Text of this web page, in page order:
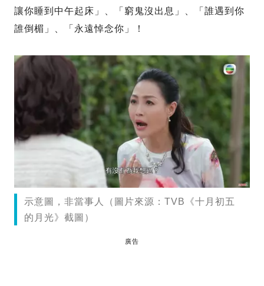
讓你睡到中午起床」、「窮鬼沒出息」、「誰遇到你
誰倒楣」、「永遠悼念你」！
示意圖，非當事人（圖片來源：TVB《十月初五
的月光》截圖）
廣告